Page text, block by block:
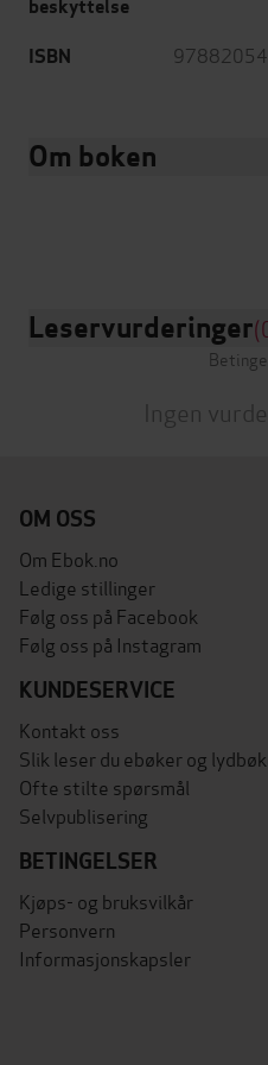
beskyttelse
ISBN
Om boken
Leservurderinger
Ingen
OM OSS
Om Ebok.no
Ledige stillinger
Følg oss på Facebook
Følg oss på Instagram
KUNDESERVICE
Kontakt oss
Slik leser du ebøker og
Ofte stilte spørsmål
Selvpublisering
BETINGELSER
Kjøps- og bruksvilkår
Personvern
Informasjonskapsler